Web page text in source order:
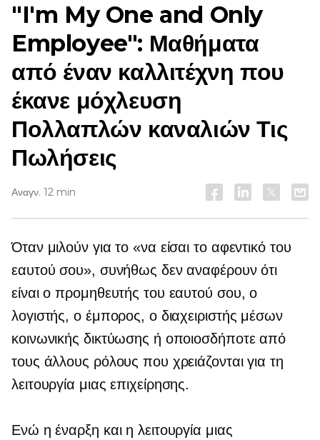
"I'm My One and Only
Employee": Μαθήματα
από έναν καλλιτέχνη που
έκανε μόχλευση
Πολλαπλών καναλιών Τις
Πωλήσεις
Αναγν. 12 min
Όταν μιλούν για το «να είσαι το αφεντικό του
εαυτού σου», συνήθως δεν αναφέρουν ότι
είναι ο προμηθευτής του εαυτού σου, ο
λογιστής, ο έμπορος, ο διαχειριστής μέσων
κοινωνικής δικτύωσης ή οποιοσδήποτε από
τους άλλους ρόλους που χρειάζονται για τη
λειτουργία μιας επιχείρησης.
Ενώ η έναρξη και η λειτουργία μιας